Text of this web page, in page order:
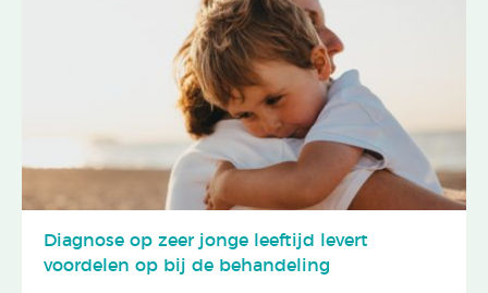
Diagnose op zeer jonge leeftijd levert
voordelen op bij de behandeling